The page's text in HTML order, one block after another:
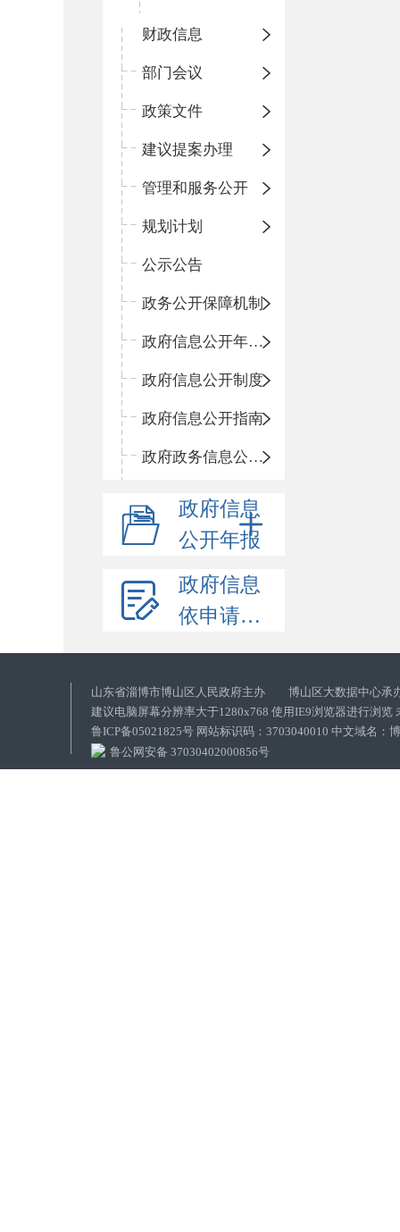
财政信息
部门会议
政策文件
建议提案办理
管理和服务公开
规划计划
公示公告
政务公开保障机制
政府信息公开年度报告
政府信息公开制度
政府信息公开指南
政府政务信息公开目录
政府信息
公开年报
政府信息
依申请公开
山东省淄博市博山区人民政府主办 博山区大数据中心承
建议电脑屏幕分辨率大于1280x768 使用IE9浏览器进行浏览
鲁ICP备05021825号 网站标识码：3703040010 中文域名：
鲁公网安备 37030402000856号